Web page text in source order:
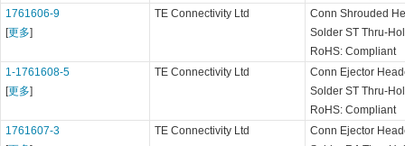
1761606-9
[更多]
TE Connectivity Ltd
Conn Shrouded
Solder ST Thru-
RoHS: Compliant
1-1761608-5
[更多]
TE Connectivity Ltd
Conn Ejector
Solder ST Thru-
RoHS: Compliant
1761607-3
TE Connectivity Ltd
Conn Ejector